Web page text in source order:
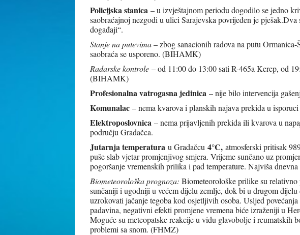
Policijska stanica – u izvještajnom periodu dogodilo se jedno
saobraćajnoj nezgodi u ulici Sarajevska povrijeđen je
događaji“.
Stanje na putevima– zbog sanacionih radova na putu
saobraća se usporeno. (BIHAMK)
Radarske kontrole – od 11:00 do 13:00 sati R-465a Kerep, od
(BIHAMK)
Profesionalna vatrogasna jedinica – nije bilo intervencija
Komunalac – nema kvarova i planskih najava prekida u isporuci
Elektroposlovnica – nema prijavljenih prekida ili kvarova u
području Gradačca.
Jutarnja temperatura u Gradačcu 4°C, atmosferski pritisak
puše slab vjetar promjenjivog smjera. Vrijeme sunčano uz
pogoršanje vremenskih prilika i pad temperature. Najviša
Biometeorološka prognoza: Biometeorološke prilike su
sunčaniji i ugodniji u većem dijelu zemlje, dok bi u drugom dijelu
uzrokovati jačanje tegoba kod osjetljivih osoba. Usljed
padavina, negativni efekti promjene vremena biće izraženiji u
Moguće su meteopatske reakcije u vidu glavobolje i reumatskih
problemi sa snom. (FHMZ)